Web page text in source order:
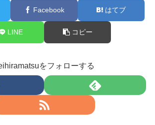
Facebook はてブ
LINE コピー
をフォローする